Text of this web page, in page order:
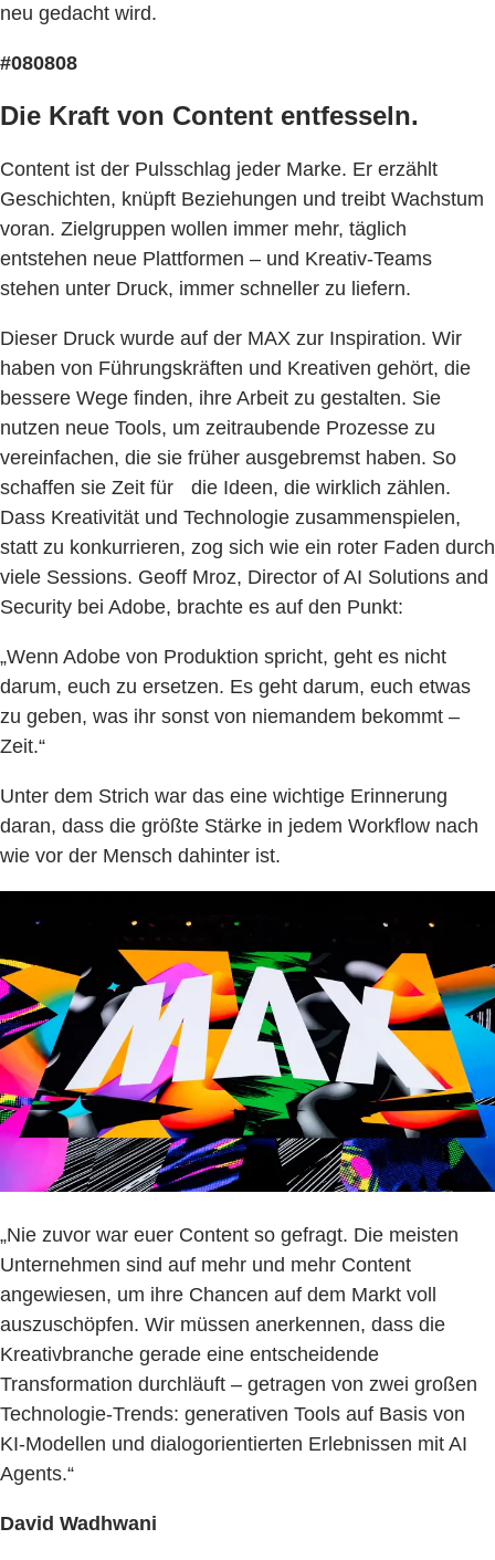
neu gedacht wird.
#080808
Die Kraft von Content entfesseln.
Content ist der Pulsschlag jeder Marke. Er erzählt
Geschichten, knüpft Beziehungen und treibt Wachstum
voran. Zielgruppen wollen immer mehr, täglich
entstehen neue Plattformen – und Kreativ-Teams
stehen unter Druck, immer schneller zu liefern.
Dieser Druck wurde auf der MAX zur Inspiration. Wir
haben von Führungskräften und Kreativen gehört, die
bessere Wege finden, ihre Arbeit zu gestalten. Sie
nutzen neue Tools, um zeitraubende Prozesse zu
vereinfachen, die sie früher ausgebremst haben. So
schaffen sie Zeit für die Ideen, die wirklich zählen.
Dass Kreativität und Technologie zusammenspielen,
statt zu konkurrieren, zog sich wie ein roter Faden durch
viele Sessions. Geoff Mroz, Director of AI Solutions and
Security bei Adobe, brachte es auf den Punkt:
„Wenn Adobe von Produktion spricht, geht es nicht
darum, euch zu ersetzen. Es geht darum, euch etwas
zu geben, was ihr sonst von niemandem bekommt –
Zeit.“
Unter dem Strich war das eine wichtige Erinnerung
daran, dass die größte Stärke in jedem Workflow nach
wie vor der Mensch dahinter ist.
„Nie zuvor war euer Content so gefragt. Die meisten
Unternehmen sind auf mehr und mehr Content
angewiesen, um ihre Chancen auf dem Markt voll
auszuschöpfen. Wir müssen anerkennen, dass die
Kreativbranche gerade eine entscheidende
Transformation durchläuft – getragen von zwei großen
Technologie-Trends: generativen Tools auf Basis von
KI-Modellen und dialogorientierten Erlebnissen mit AI
Agents.“
David Wadhwani